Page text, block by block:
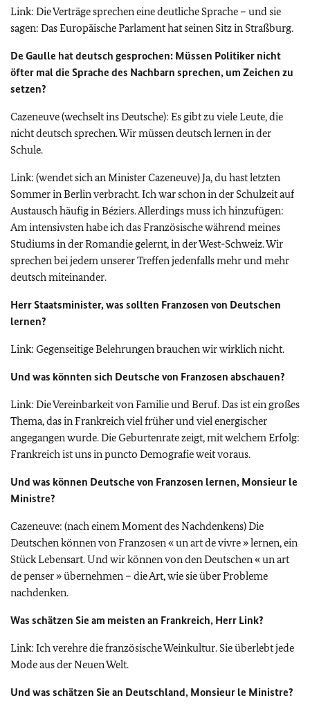
Link: Die Verträge sprechen eine deutliche Sprache – und sie
sagen: Das Europäische Parlament hat seinen Sitz in Straßburg.
De Gaulle hat deutsch gesprochen: Müssen Politiker nicht
öfter mal die Sprache des Nachbarn sprechen, um Zeichen zu
setzen?
Cazeneuve (wechselt ins Deutsche): Es gibt zu viele Leute, die
nicht deutsch sprechen. Wir müssen deutsch lernen in der
Schule.
Link: (wendet sich an Minister Cazeneuve) Ja, du hast letzten
Sommer in Berlin verbracht. Ich war schon in der Schulzeit auf
Austausch häufig in Béziers. Allerdings muss ich hinzufügen:
Am intensivsten habe ich das Französische während meines
Studiums in der Romandie gelernt, in der West-Schweiz. Wir
sprechen bei jedem unserer Treffen jedenfalls mehr und mehr
deutsch miteinander.
Herr Staatsminister, was sollten Franzosen von Deutschen
lernen?
Link: Gegenseitige Belehrungen brauchen wir wirklich nicht.
Und was könnten sich Deutsche von Franzosen abschauen?
Link: Die Vereinbarkeit von Familie und Beruf. Das ist ein großes
Thema, das in Frankreich viel früher und viel energischer
angegangen wurde. Die Geburtenrate zeigt, mit welchem Erfolg:
Frankreich ist uns in puncto Demografie weit voraus.
Und was können Deutsche von Franzosen lernen, Monsieur le
Ministre?
Cazeneuve: (nach einem Moment des Nachdenkens) Die
Deutschen können von Franzosen« un art de vivre »lernen, ein
Stück Lebensart. Und wir können von den Deutschen« un art
de penser »übernehmen – die Art, wie sie über Probleme
nachdenken.
Was schätzen Sie am meisten an Frankreich, Herr Link?
Link: Ich verehre die französische Weinkultur. Sie überlebt jede
Mode aus der Neuen Welt.
Und was schätzen Sie an Deutschland, Monsieur le Ministre?